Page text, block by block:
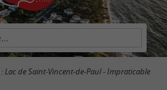
Lac de Saint-Vincent-de-Paul - Impraticable